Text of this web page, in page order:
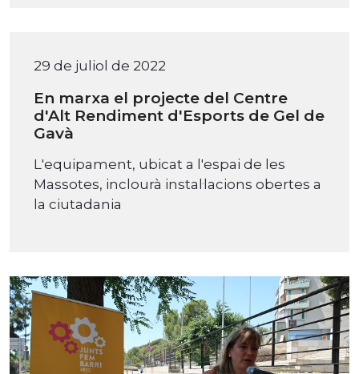
29 de juliol de 2022
En marxa el projecte del Centre
d'Alt Rendiment d'Esports de Gel de
Gavà
L'equipament, ubicat a l'espai de les
Massotes, inclourà instal·lacions obertes a
la ciutadania